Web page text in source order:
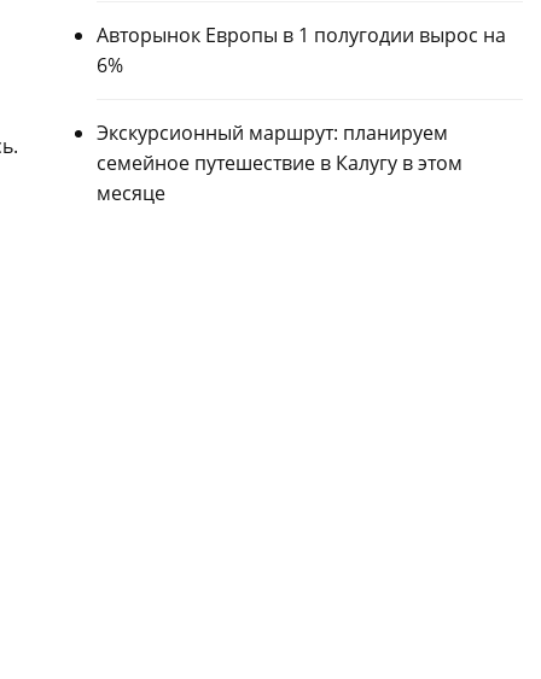
Авторынок Европы в 1 полугодии вырос на
6%
Экскурсионный маршрут: планируем
семейное путешествие в Калугу в этом
месяце